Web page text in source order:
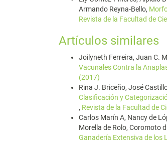
Armando Reyna-Bello,
Revista de la Facultad de
Artículos similares
Joilyneth Ferreira, Juan C.
Vacunales Contra la
(2017)
Rina J. Briceño, José
Clasificación y
, Revista de la Facultad de
Carlos Marín A, Nancy de
Morella de Rolo, Coromoto
Ganadería Extensiva de los